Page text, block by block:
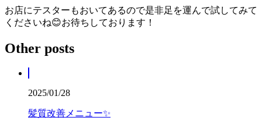
お店にテスターもおいてあるので是非足を運んで試してみて
くださいね😊お待ちしております！
Other posts
2025/01/28
髪質改善メニュー✨